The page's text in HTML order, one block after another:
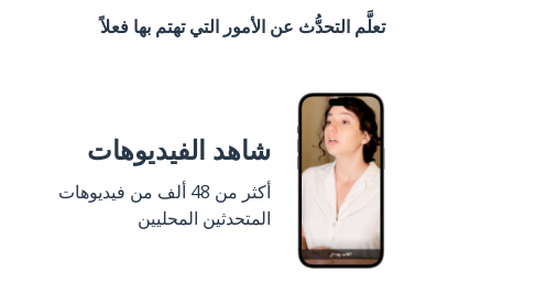
تعلَّم التحدُّث عن الأمور التي تهتم بها فعلاً
شاهد الفيديوهات
أكثر من 48 ألف من فيديوهات
المتحدثين المحليين